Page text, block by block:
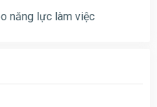
năng lực làm việc